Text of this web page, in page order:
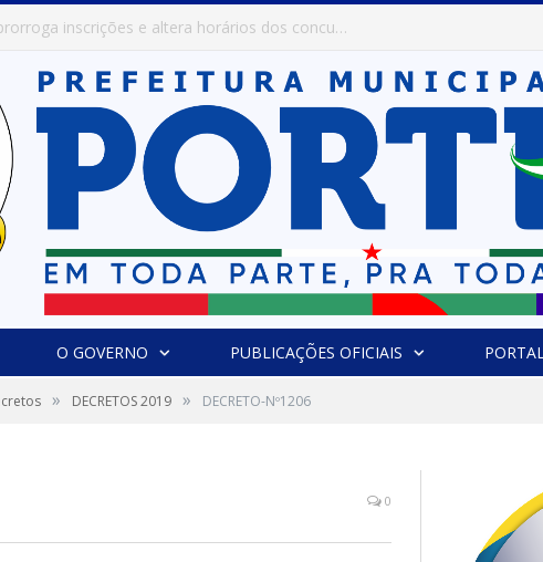
Prefeitura de Portel abre inscrições para concursos que elegerão os destaques do Verão 2026
O GOVERNO PUBLICAÇÕES OFICIAIS
» DECRETOS 2019 » DECRETO-Nº1206
0